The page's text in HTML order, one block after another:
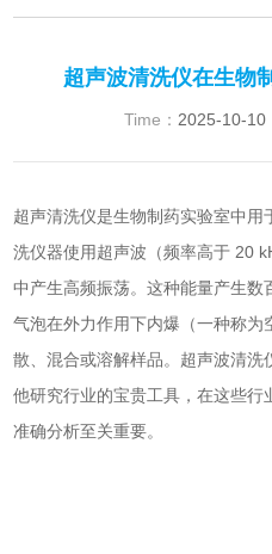
超声波清洗仪在生物
Time： 2025-10-10
超声清洗仪是生物制药实验室中用
洗仪器使用超声波（频率高于 20
中产生高频振荡。这种能量产生
气泡在外力作用下内爆（一种称
散、混合或溶解样品。 超声波清洗
他研究行业的宝贵工具，在这些
准确分析至关重要。